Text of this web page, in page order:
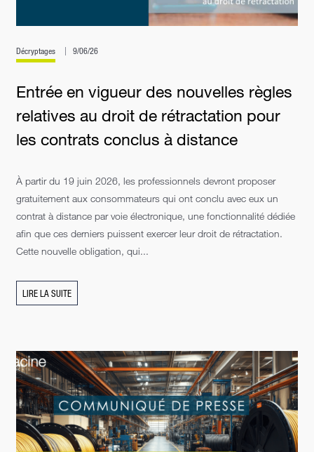
Décryptages 9/06/26
Entrée en vigueur des nouvelles règles
relatives au droit de rétractation pour
les contrats conclus à distance
À partir du 19 juin 2026, les professionnels devront proposer
gratuitement aux consommateurs qui ont conclu avec eux un
contrat à distance par voie électronique, une fonctionnalité dédiée
afin que ces derniers puissent exercer leur droit de rétractation.
Cette nouvelle obligation, qui...
LIRE LA SUITE